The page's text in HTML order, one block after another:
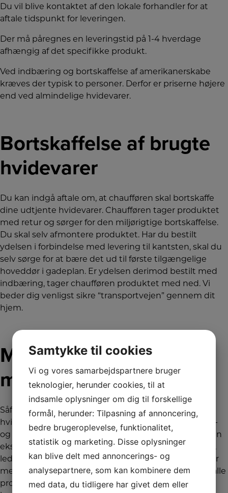
Du vil blive kontaktet af den lokale forhandler for at
aftale tidspunkt for leveringen.
Der må påregnes en leveringstid på 1-4 hverdage
afhængig af det specifikke produkt.
Ved indbæring og bortskaffelse af amerikanerskabe
kræves der typisk to personer. Derfor er priserne højere
end ved almindelige hvidevarer.
Bortskaffelse af brugte
hvidevarer
Du kan indgå aftale om, at chaufføren skal bortskaffe
dine udtjente hvidevarer. Chaufføren tager produktet
med retur og sørger for den miljørigtige bortskaffelse.
Du skal selv afmontere produktet. Har du bestilt
ydelsen i forbindelse med levering til kantsten, skal du
selv sørge for at bære det ud til første tilgængelige
hoveddør i gadeplan. Er ydelsen derimod bestilt med
indbæring, tager chaufføren produktet med ned. Vi
beder dig venligst sikre “transportvejen” gennem dit
hjem.
Montering i forbindelse
med levering
Såfremt du ønsker, at vi skal montere dine nye
hvidevarer, bedes du kontrollere, at din bestående el-
og VVS-installation er lovligt udført. Vi monterer til den
eksisterende installation uden udskiftning af slanger,
ledninger og stik og benytter de installationsdele, der
medfølger produktet. Vores montør forsøger at løse alle
problemer på stedet. Vurderer montøren, at det ikke
Samtykke til cookies
Vi og vores samarbejdspartnere bruger
teknologier, herunder cookies, til at
indsamle oplysninger om dig til forskellige
formål, herunder: Tilpasning af annoncering,
bedre brugeroplevelse, funktionalitet,
statistik og marketing. Disse oplysninger
kan blive delt med annoncerings- og
analysepartnere, som kan kombinere dem
med data, du tidligere har givet dem eller